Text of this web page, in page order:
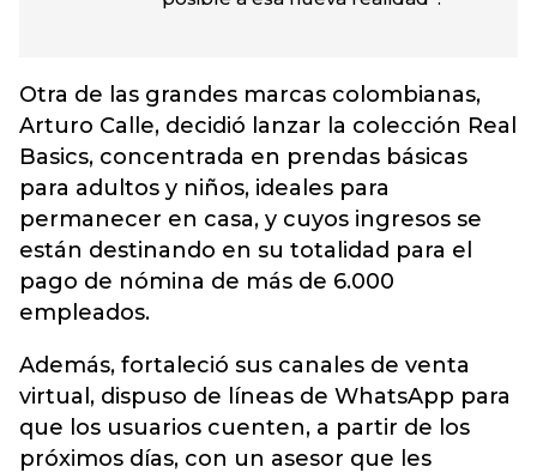
Otra de las grandes marcas colombianas,
Arturo Calle, decidió lanzar la colección Real
Basics, concentrada en prendas básicas
para adultos y niños, ideales para
permanecer en casa, y cuyos ingresos se
están destinando en su totalidad para el
pago de nómina de más de 6.000
empleados.
Además, fortaleció sus canales de venta
virtual, dispuso de líneas de WhatsApp para
que los usuarios cuenten, a partir de los
próximos días, con un asesor que les